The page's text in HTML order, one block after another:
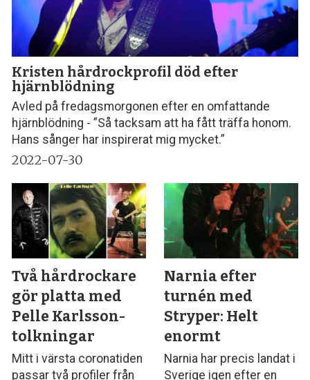
Kristen hårdrockprofil död efter
hjärnblödning
Avled på fredagsmorgonen efter en omfattande
hjärnblödning - ”Så tacksam att ha fått träffa honom.
Hans sånger har inspirerat mig mycket.”
2022-07-30
Två hårdrockare
gör platta med
Pelle Karlsson-
tolkningar
Mitt i värsta coronatiden
passar två profiler från
Narnia efter
turnén med
Stryper: Helt
enormt
Narnia har precis landat i
Sverige igen efter en